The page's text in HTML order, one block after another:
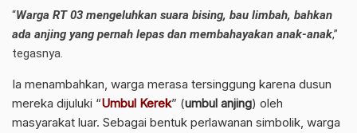
“Warga RT 03 mengeluhkan suara bising, bau limbah, bahkan
ada anjing yang pernah lepas dan membahayakan anak-anak,”
tegasnya.
Ia menambahkan, warga merasa tersinggung karena dusun
mereka dijuluki “Umbul Kerek” (umbul anjing) oleh
masyarakat luar. Sebagai bentuk perlawanan simbolik, warga